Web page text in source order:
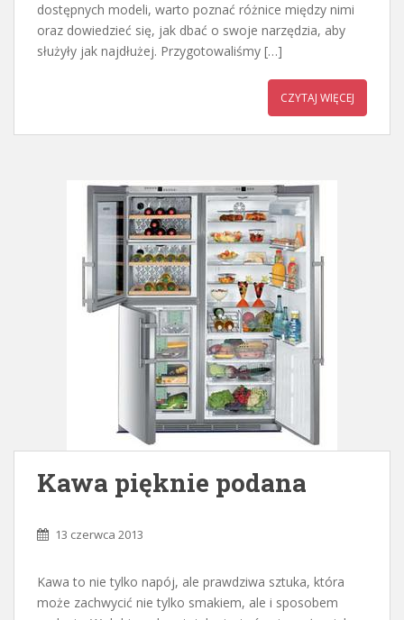
dostępnych modeli, warto poznać różnice między nimi
oraz dowiedzieć się, jak dbać o swoje narzędzia, aby
służyły jak najdłużej. Przygotowaliśmy […]
CZYTAJ WIĘCEJ
Kawa pięknie podana
13 czerwca 2013
Kawa to nie tylko napój, ale prawdziwa sztuka, która
może zachwycić nie tylko smakiem, ale i sposobem